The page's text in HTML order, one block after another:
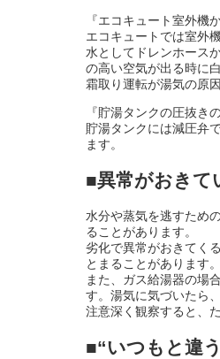
『エコキュート室外機
エコキュートでは室外
水としてドレンホース
の高い空気が出る時に
霜取り運転が湯気の原
『貯湯タンクの圧抜き
貯湯タンクには減圧弁
ます。
■異常がおきて
水分や蒸気を逃すため
ることがあります。
劣化で異常がおきてく
とまることがあります。
また、ガス給湯器の場
す。湯気に気づいたら
注意深く観察すると、
■“いつもと違